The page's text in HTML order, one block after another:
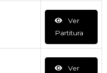
Ver
Partitura
Ver